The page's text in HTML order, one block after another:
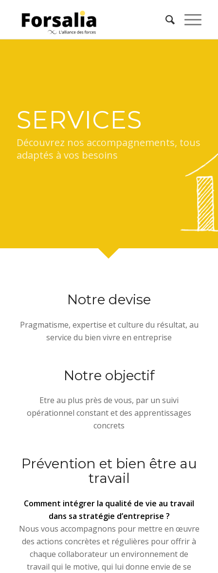
SERVICES
Découvrez nos accompagnements, tous
adaptés à vos besoins
Notre devise
Pragmatisme, expertise et culture du résultat, au
service du bien vivre en entreprise
Notre objectif
Etre au plus près de vous, par un suivi
opérationnel constant et des apprentissages
concrets
Prévention et bien être au
travail
Comment intégrer la qualité de vie au travail
dans sa stratégie d’entreprise ?
Nous vous accompagnons pour mettre en œuvre
des actions concrètes et régulières pour offrir à
chaque collaborateur un environnement de
travail qui le motive, qui lui donne envie de se